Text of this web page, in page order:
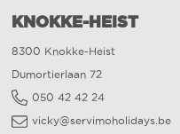
KNOKKE-HEIST
8300 Knokke-Heist
Dumortierlaan 72
050 42 42 24
vicky@servimoholidays.be